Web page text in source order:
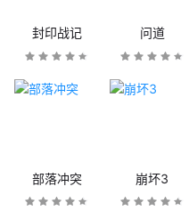
封印战记 问道
部落冲突 崩坏3